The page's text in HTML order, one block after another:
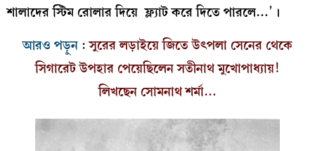
শালাদের স্টিম রোলার দিয়ে ফ্ল্যাট করে দিতে পারলে…’।
আরও পড়ুন :সুরের লড়াইয়ে জিতে উৎপলা সেনের থেকে
সিগারেট উপহার পেয়েছিলেন সতীনাথ মুখোপাধ্যায়!
লিখছেন সোমনাথ শর্মা…